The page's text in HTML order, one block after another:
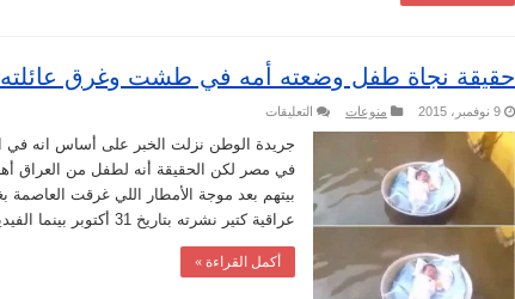
حقيقة نجاة طفل وضعته أمه في طشت وغرق عائلته
9 نوفمبر، 2015 منوعات التعليقات
نجاة
طفل
وضعته
في
طشت
عائلته
بسبب
الأمطار
جريدة الوطن نزلت الخبر على أساس انه في
في مصر لكن الحقيقة أنه لطفل من
بيتهم بعد موجة الأمطار اللي غرقت
عراقية كتير نشرته بتاريخ 31 أكتوبر بينما الفيديو اللي منسوب لليمن …
أكمل القراءة »